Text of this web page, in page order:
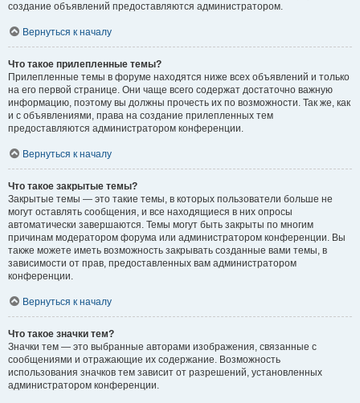
создание объявлений предоставляются администратором.
Вернуться к началу
Что такое прилепленные темы?
Прилепленные темы в форуме находятся ниже всех объявлений и только
на его первой странице. Они чаще всего содержат достаточно важную
информацию, поэтому вы должны прочесть их по возможности. Так же, как
и с объявлениями, права на создание прилепленных тем
предоставляются администратором конференции.
Вернуться к началу
Что такое закрытые темы?
Закрытые темы — это такие темы, в которых пользователи больше не
могут оставлять сообщения, и все находящиеся в них опросы
автоматически завершаются. Темы могут быть закрыты по многим
причинам модератором форума или администратором конференции. Вы
также можете иметь возможность закрывать созданные вами темы, в
зависимости от прав, предоставленных вам администратором
конференции.
Вернуться к началу
Что такое значки тем?
Значки тем — это выбранные авторами изображения, связанные с
сообщениями и отражающие их содержание. Возможность
использования значков тем зависит от разрешений, установленных
администратором конференции.